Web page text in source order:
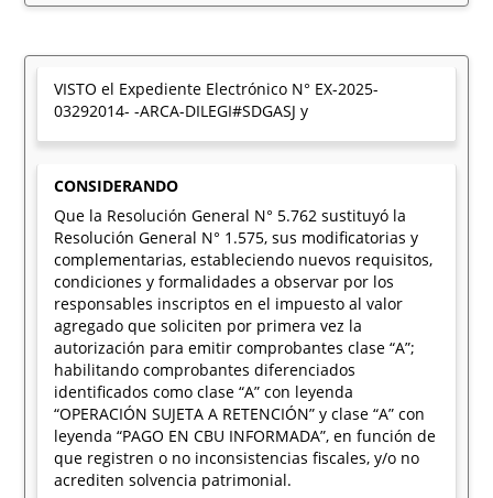
VISTO el Expediente Electrónico N° EX-2025-
03292014- -ARCA-DILEGI#SDGASJ y
CONSIDERANDO
Que la Resolución General N° 5.762 sustituyó la
Resolución General N° 1.575, sus modificatorias y
complementarias, estableciendo nuevos requisitos,
condiciones y formalidades a observar por los
responsables inscriptos en el impuesto al valor
agregado que soliciten por primera vez la
autorización para emitir comprobantes clase “A”;
habilitando comprobantes diferenciados
identificados como clase “A” con leyenda
“OPERACIÓN SUJETA A RETENCIÓN” y clase “A” con
leyenda “PAGO EN CBU INFORMADA”, en función de
que registren o no inconsistencias fiscales, y/o no
acrediten solvencia patrimonial.